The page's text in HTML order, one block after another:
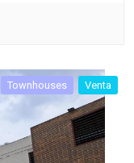
Townhouses Venta